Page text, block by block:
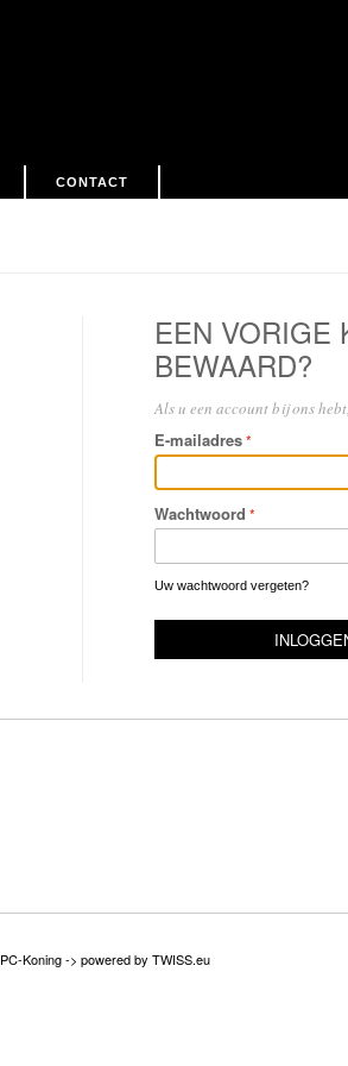
CONTACT
EEN VORIGE
BEWAARD?
Als u een account bij ons
E-mailadres
Wachtwoord
Uw wachtwoord vergeten?
Koning -> powered by TWISS.eu